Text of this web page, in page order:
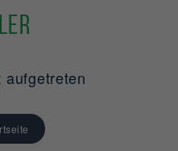
aufgetreten